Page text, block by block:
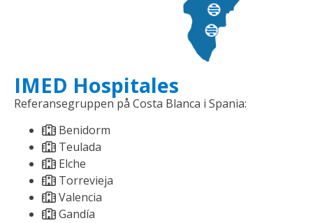
IMED Hospitales
Referansegruppen på Costa Blanca i Spania:
Benidorm
Teulada
Elche
Torrevieja
Valencia
Gandía